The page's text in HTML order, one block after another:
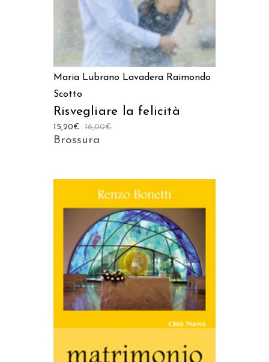
Maria Lubrano Lavadera Raimondo
Scotto
Risvegliare la felicità
16,00€
15,20€
Brossura
AGGIUNGI AL CARRELLO